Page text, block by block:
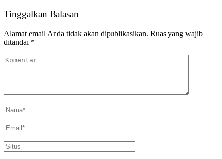
Tinggalkan Balasan
Alamat email Anda tidak akan dipublikasikan. Ruas yang wajib
ditandai *